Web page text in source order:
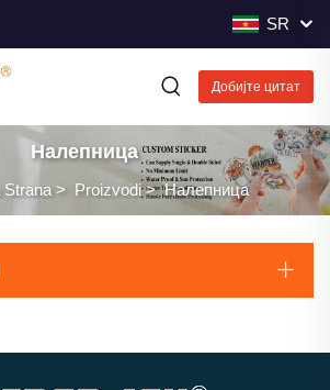
SR
Добијте цитат
Налепница
Strana> Proizvodi>Налепница